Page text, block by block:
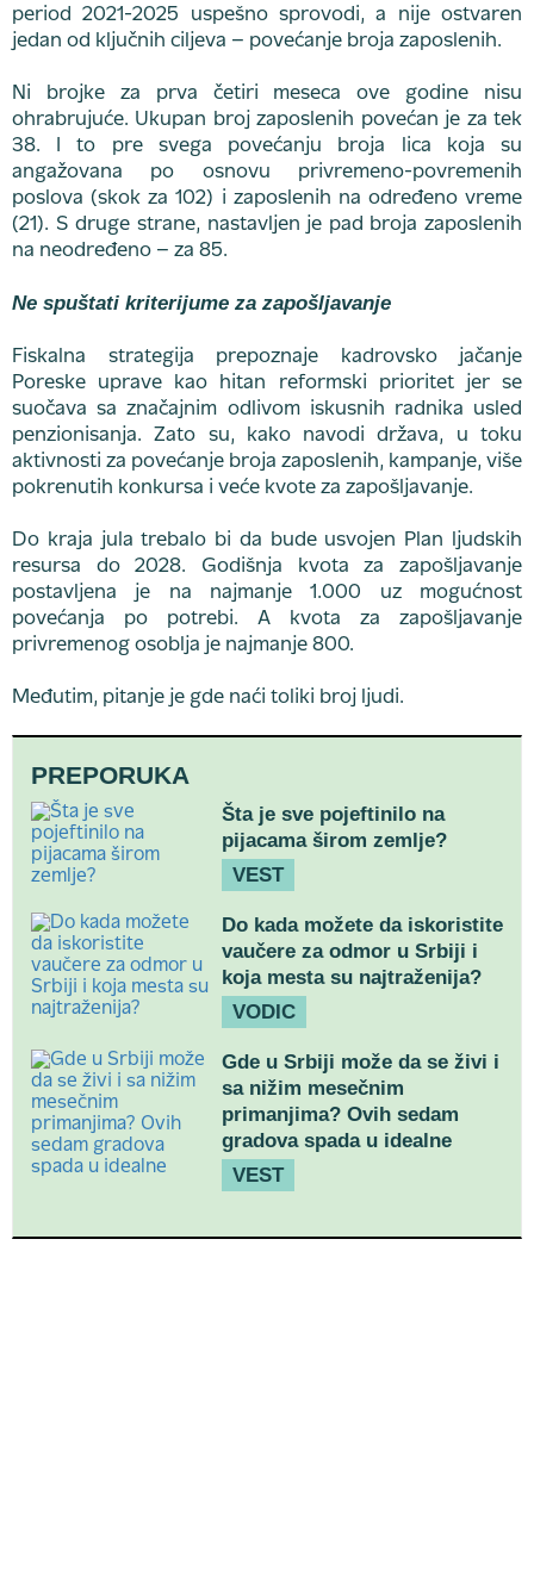
period 2021-2025 uspešno sprovodi, a nije ostvaren
jedan od ključnih ciljeva – povećanje broja zaposlenih.
Ni brojke za prva četiri meseca ove godine nisu
ohrabrujuće. Ukupan broj zaposlenih povećan je za tek
38. I to pre svega povećanju broja lica koja su
angažovana po osnovu privremeno-povremenih
poslova (skok za 102) i zaposlenih na određeno vreme
(21). S druge strane, nastavljen je pad broja zaposlenih
na neodređeno – za 85.
Ne spuštati kriterijume za zapošljavanje
Fiskalna strategija prepoznaje kadrovsko jačanje
Poreske uprave kao hitan reformski prioritet jer se
suočava sa značajnim odlivom iskusnih radnika usled
penzionisanja. Zato su, kako navodi država, u toku
aktivnosti za povećanje broja zaposlenih, kampanje, više
pokrenutih konkursa i veće kvote za zapošljavanje.
Do kraja jula trebalo bi da bude usvojen Plan ljudskih
resursa do 2028. Godišnja kvota za zapošljavanje
postavljena je na najmanje 1.000 uz mogućnost
povećanja po potrebi. A kvota za zapošljavanje
privremenog osoblja je najmanje 800.
Međutim, pitanje je gde naći toliki broj ljudi.
PREPORUKA
Šta je sve pojeftinilo na
pijacama širom zemlje?
VEST
Do kada možete da iskoristite
vaučere za odmor u Srbiji i
koja mesta su najtraženija?
VODIC
Gde u Srbiji može da se živi i
sa nižim mesečnim
primanjima? Ovih sedam
gradova spada u idealne
VEST